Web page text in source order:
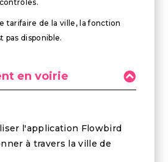
tarifaire de la ville, la fonction
pas disponible.
en voirie
l'application Flowbird
à travers la ville de